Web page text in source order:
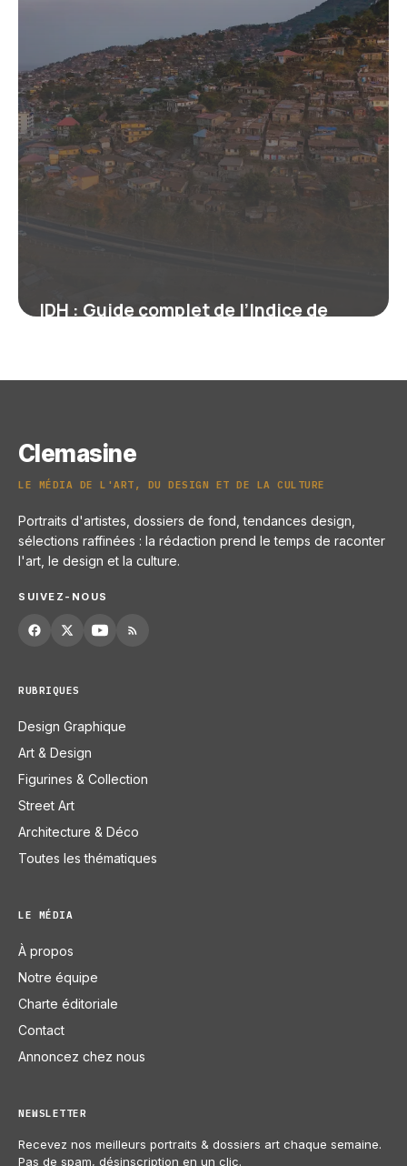
IDH : Guide complet de l’Indice de
Clemasine
LE MÉDIA DE L'ART, DU DESIGN ET DE LA CULTURE
Portraits d'artistes, dossiers de fond, tendances design,
sélections raffinées : la rédaction prend le temps de raconter
l'art, le design et la culture.
SUIVEZ-NOUS
RUBRIQUES
Design Graphique
Art & Design
Figurines & Collection
Street Art
Architecture & Déco
Toutes les thématiques
LE MÉDIA
À propos
Notre équipe
Charte éditoriale
Contact
Annoncez chez nous
NEWSLETTER
Recevez nos meilleurs portraits & dossiers art chaque semaine.
Pas de spam, désinscription en un clic.